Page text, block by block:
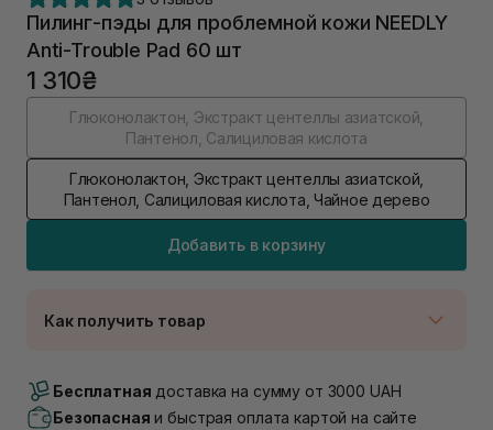
Пилинг-пэды для проблемной кожи NEEDLY
Anti-Trouble Pad 60 шт
1 310₴
Глюконолактон, Экстракт центеллы азиатской,
Пантенол, Салициловая кислота
Глюконолактон, Экстракт центеллы азиатской,
Пантенол, Салициловая кислота, Чайное дерево
Добавить в корзину
Как получить товар
В наличии
Самовывоз г. Луцк, Винниченка 4
Бесплатная доставка на сумму от 3000 UAH
Безопасная и быстрая оплата картой на сайте